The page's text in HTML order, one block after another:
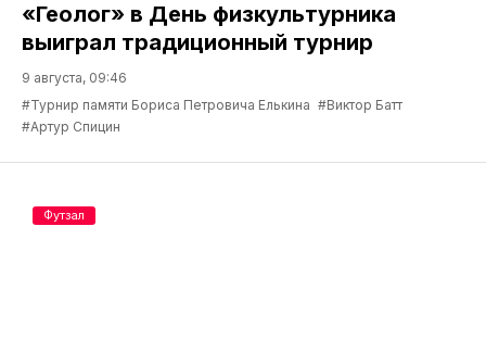
«Геолог» в День физкультурника
выиграл традиционный турнир
9 августа, 09:46
#Турнир памяти Бориса Петровича Елькина #Виктор Батт
#Артур Спицин
Футзал